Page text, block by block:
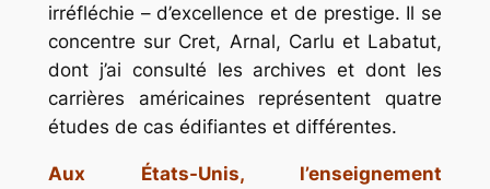
irréfléchie – d’excellence et de prestige. Il se
concentre sur Cret, Arnal, Carlu et Labatut,
dont j’ai consulté les archives et dont les
carrières américaines représentent quatre
études de cas édifiantes et différentes.
Aux États-Unis, l’enseignement